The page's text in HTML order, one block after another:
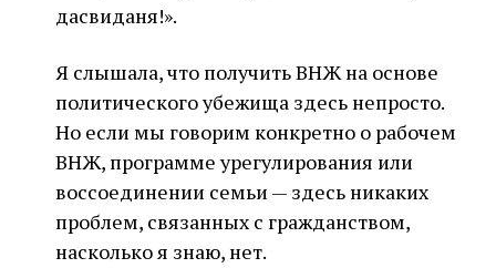
дасвиданя!».
Я слышала, что получить ВНЖ на основе
политического убежища здесь непросто.
Но если мы говорим конкретно о рабочем
ВНЖ, программе урегулирования или
воссоединении семьи — здесь никаких
проблем, связанных с гражданством,
насколько я знаю, нет.